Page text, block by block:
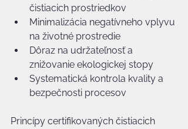
čistiacich prostriedkov
Minimalizácia negatívneho vplyvu
na životné prostredie
Dôraz na udržateľnosť a
znižovanie ekologickej stopy
Systematická kontrola kvality a
bezpečnosti procesov
Princípy certifikovaných čistiacich